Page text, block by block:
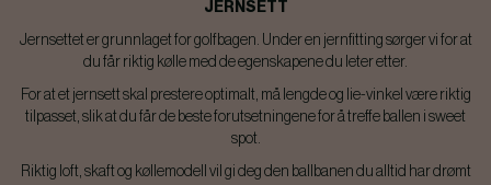
JERNSETT
Jernsettet er grunnlaget for golfbagen. Under en jernfitting sørger vi for at
du får riktig kølle med de egenskapene du leter etter.
For at et jernsett skal prestere optimalt, må lengde og lie-vinkel være riktig
tilpasset, slik at du får de beste forutsetningene for å treffe ballen i sweet
spot.
Riktig loft, skaft og køllemodell vil gi deg den ballbanen du alltid har drømt